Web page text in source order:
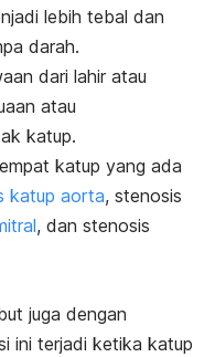
lebih tebal dan
darah.
dari lahir atau
atau
katup.
katup yang ada
katup aorta, stenosis
, dan stenosis
juga dengan
ini terjadi ketika katup